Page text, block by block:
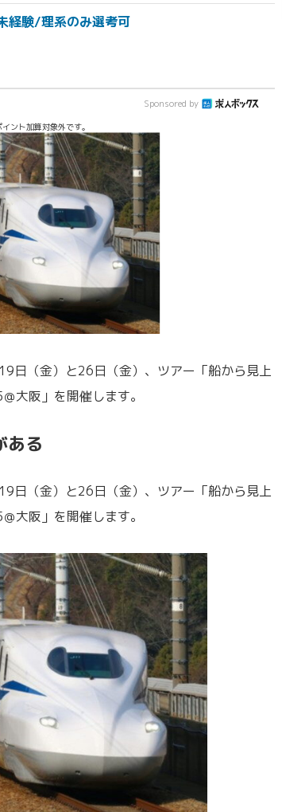
経験/理系のみ選考可
Sponsored by
ント加算対象外です。
日（金）と26日（金）、ツアー「船から見上
大阪」を開催します。
ある
日（金）と26日（金）、ツアー「船から見上
大阪」を開催します。